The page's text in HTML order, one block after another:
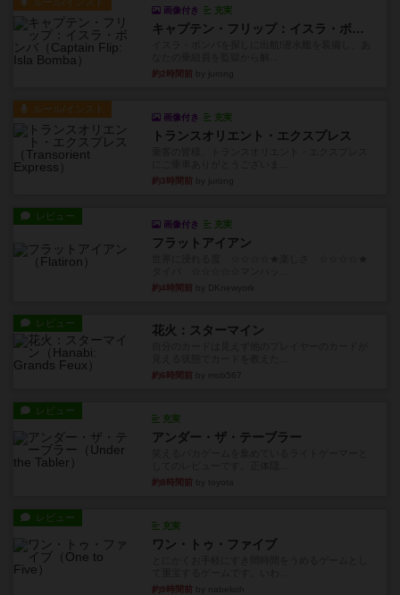
画像付き 充実
キャプテン・フリップ：イスラ・ボンバ
約2時間前
ルール/インスト
画像付き 充実
トランスオリエント・エクスプレス
約3時間前
レビュー
画像付き 充実
フラットアイアン
約4時間前
レビュー 花火：スターマイン
約6時間前
レビュー
充実
アンダー・ザ・テーブラー
約8時間前
レビュー
充実
ワン・トゥ・ファイブ
約9時間前